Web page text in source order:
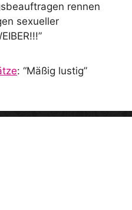
rennen
sexueller
”
: “Mäßig lustig”